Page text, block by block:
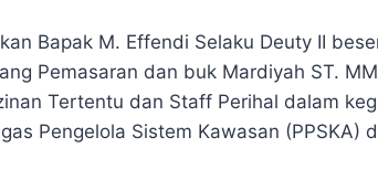
Bapak M. Effendi Selaku Deuty II
Pemasaran dan buk Mardiyah ST.
Tertentu dan Staff Perihal dalam
Pengelola Sistem Kawasan (PPSKA)